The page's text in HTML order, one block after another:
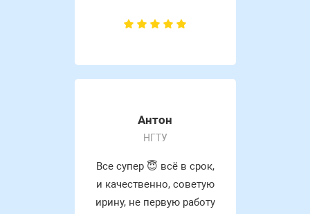
Антон
НГТУ
Все супер 😇 всё в срок,
и качественно, советую
ирину, не первую работу